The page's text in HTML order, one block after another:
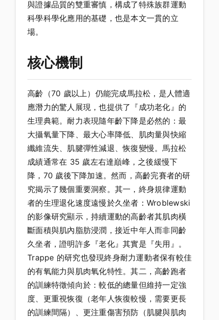
與證據品質的雙重審慎，構成了特殊族群運動
科學科學化應用的基礎，也是本文一貫的立
場。
核心機制
高齡（70 歲以上）仍能完成馬拉松，是人體適
應潛力的驚人展現，也提供了『成功老化』的
生理典範。耐力表現隨年齡下降是必然的：最
大攝氧量下降、最大心率降低、肌肉量與快縮
纖維流失、肌腱彈性減退、恢復變慢。馬拉松
成績通常在 35 歲左右達巔峰，之後緩慢下
降，70 歲後下降加速。然而，高齡完賽者的研
究揭示了幾個重要洞察。其一，終身規律運動
者的生理退化速度遠慢於久坐者：Wroblewski
的影像研究顯示，持續運動的高齡者其肌肉橫
斷面積與肌內脂肪浸潤，接近中年人而非同齡
久坐者，證明許多『老化』其實是『失用』。
Trappe 的研究也發現終身耐力運動者保有較佳
的有氧能力與肌肉氧化特性。其二，高齡跑者
的訓練特徵傾向於：較低的總量但維持一定強
度、更重視恢復（老年人恢復較慢，需要更長
的訓練間隔）、更注重傷害預防（肌腱與肌肉